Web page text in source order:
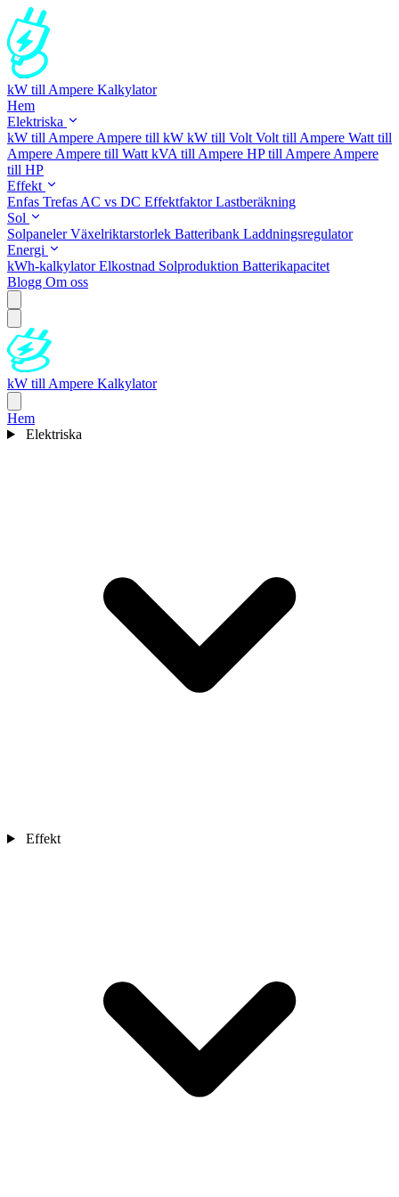
kW till Ampere Kalkylator
Hem
Elektriska
kW till Ampere Ampere till kW kW till Volt Volt till Ampere Watt till
Ampere Ampere till Watt kVA till Ampere HP till Ampere Ampere
till HP
Effekt
Enfas Trefas AC vs DC EffektfaktorLastberäkning
Sol
SolpanelerVäxelriktarstorlek Batteribank Laddningsregulator
Energi
kWh-kalkylatorElkostnad Solproduktion Batterikapacitet
Blogg Om oss
kW till Ampere Kalkylator
Hem
Elektriska
Effekt